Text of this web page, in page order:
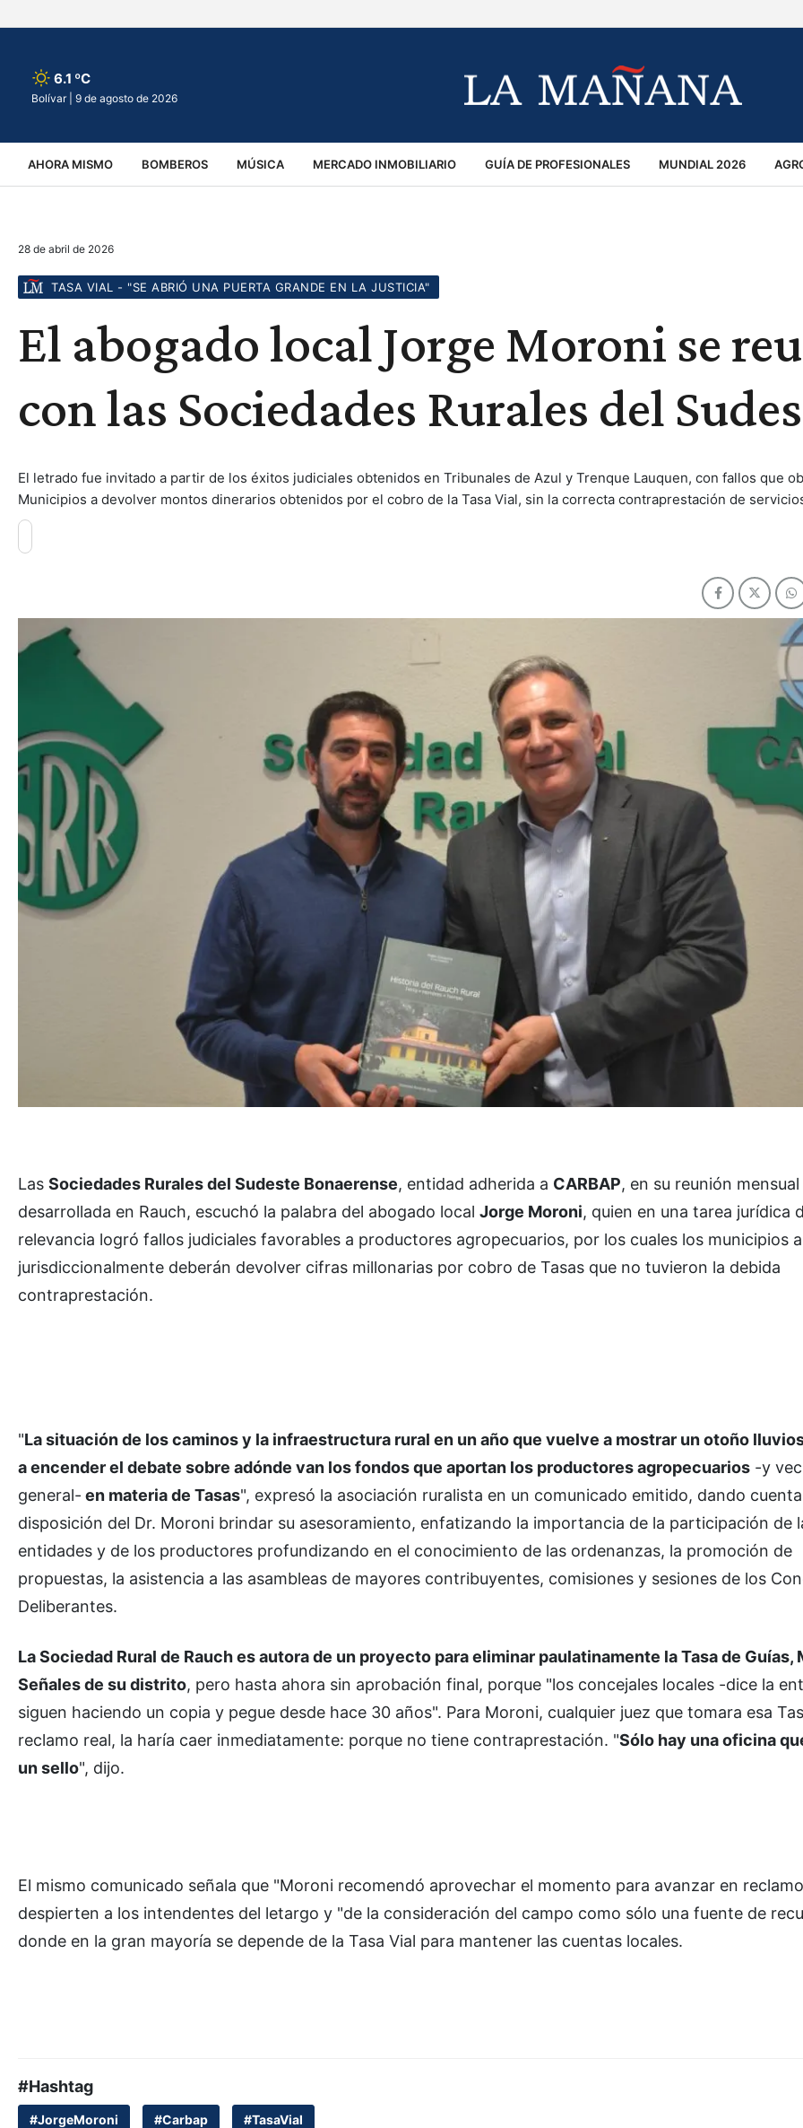
6.1 ºC
Bolívar | 9 de agosto de 2026
AHORA MISMO BOMBEROS MÚSICA MERCADO INMOBILIARIO GUÍA DE PROFESIONALES MUNDIAL 2026
VIRALES ACCIDENTES
28 de abril de 2026
TASA VIAL - "SE ABRIÓ UNA PUERTA GRANDE EN LA JUSTICIA"
El abogado local Jorge Moroni se
con las Sociedades Rurales del
El letrado fue invitado a partir de los éxitos judiciales obtenidos en Tribunales de Azul y Trenque Lauquen, con fallos que
Municipios a devolver montos dinerarios obtenidos por el cobro de la Tasa Vial, sin la correcta contraprestación de
Las Sociedades Rurales del Sudeste Bonaerense, entidad adherida a CARBAP, en su reunión mensual
desarrollada en Rauch, escuchó la palabra del abogado local Jorge Moroni, quien en una tarea jurídica
relevancia logró fallos judiciales favorables a productores agropecuarios, por los cuales los municipios
jurisdiccionalmente deberán devolver cifras millonarias por cobro de Tasas que no tuvieron la debida
contraprestación.
"La situación de los caminos y la infraestructura rural en un año que vuelve a mostrar un otoño
a encender el debate sobre adónde van los fondos que aportan los productores agropecuarios -y
general- en materia de Tasas", expresó la asociación ruralista en un comunicado emitido, dando
disposición del Dr. Moroni brindar su asesoramiento, enfatizando la importancia de la participación de
entidades y de los productores profundizando en el conocimiento de las ordenanzas, la promoción de
propuestas, la asistencia a las asambleas de mayores contribuyentes, comisiones y sesiones de los
Deliberantes.
La Sociedad Rural de Rauch es autora de un proyecto para eliminar paulatinamente la Tasa de Guías,
Señales de su distrito, pero hasta ahora sin aprobación final, porque "los concejales locales -dice la
siguen haciendo un copia y pegue desde hace 30 años". Para Moroni, cualquier juez que tomara esa
reclamo real, la haría caer inmediatamente: porque no tiene contraprestación. "Sólo hay una oficina
un sello", dijo.
El mismo comunicado señala que "Moroni recomendó aprovechar el momento para avanzar en
despierten a los intendentes del letargo y "de la consideración del campo como sólo una fuente de
donde en la gran mayoría se depende de la Tasa Vial para mantener las cuentas locales.
#Hashtag
#JorgeMoroni #Carbap #TasaVial